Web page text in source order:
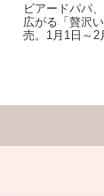
ビアードパパ
広がる「贅沢
売。1月1日～2